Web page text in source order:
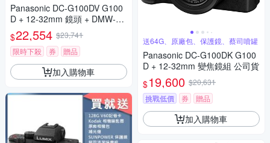
Panasonic DC-G100DV G100
D + 12-32mm 鏡頭 + DMW-SH
GR2 三腳架握把組 公司貨
$22,554 $23,741
限時下殺
券 贈品
加入購物車
送64G、原廠包、保護鏡、蔡司噴罐
Panasonic DC-G100DK G100
D + 12-32mm 變焦鏡組 公司貨
$19,600 $20,631
挑戰低價
券 贈品
加入購物車